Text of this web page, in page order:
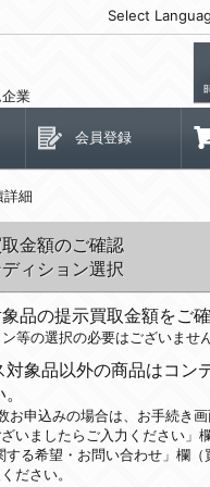
Select
業
会員登録
詳細
金額のご確認
ィション選択
品の提示買取金額をご確
等の選択の必要はございません
対象品以外の商品はコン
お申込みの場合は、お手続き
いましたらご入力ください」
する希望・お問い合わせ」欄
ださい。